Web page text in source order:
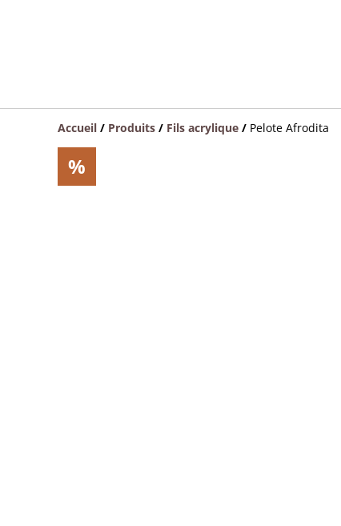
Accueil / Produits / Fils acrylique / Pelote Afrodita
%